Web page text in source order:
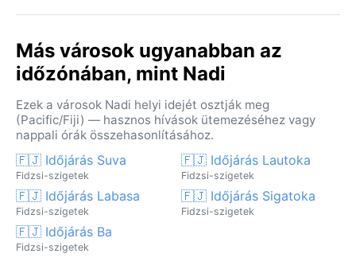
Más városok ugyanabban az
időzónában, mint Nadi
Ezek a városok Nadi helyi idejét osztják meg
(Pacific/Fiji) — hasznos hívások ütemezéséhez vagy
nappali órák összehasonlításához.
🇫🇯 Időjárás Suva
Fidzsi-szigetek
🇫🇯 Időjárás Lautoka
Fidzsi-szigetek
🇫🇯 Időjárás Labasa
Fidzsi-szigetek
🇫🇯 Időjárás Sigatoka
Fidzsi-szigetek
🇫🇯 Időjárás Ba
Fidzsi-szigetek